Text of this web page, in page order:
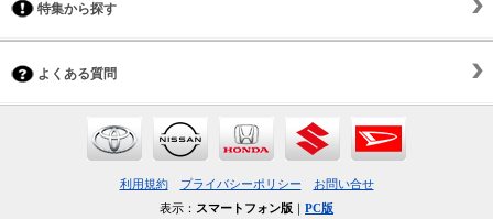
特集から探す
よくある質問
利用規約 プライバシーポリシー
お問い合せ
表示： スマートフォン版 PC版